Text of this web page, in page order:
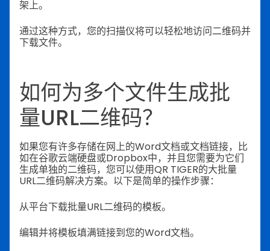
架上。
通过这种方式，您的扫描仪将可以轻松地访问二维码并
下载文件。
如何为多个文件生成批
量URL二维码？
如果您有许多存储在网上的Word文档或文档链接，比
如在谷歌云端硬盘或Dropbox中，并且您需要为它们
生成单独的二维码，您可以使用QR TIGER的大批量
URL二维码解决方案。以下是简单的操作步骤：
从平台下载批量URL二维码的模板。
编辑并将模板填满链接到您的Word文档。